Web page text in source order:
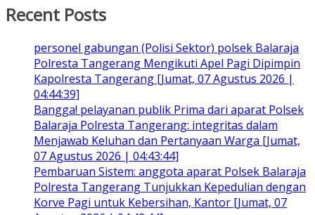
Recent Posts
personel gabungan (Polisi Sektor) polsek Balaraja
Polresta Tangerang Mengikuti Apel Pagi Dipimpin
Kapolresta Tangerang [Jumat, 07 Agustus 2026 |
04:44:39]
Bangga! pelayanan publik Prima dari aparat Polsek
Balaraja Polresta Tangerang: integritas dalam
Menjawab Keluhan dan Pertanyaan Warga [Jumat,
07 Agustus 2026 | 04:43:44]
Pembaruan Sistem: anggota aparat Polsek Balaraja
Polresta Tangerang Tunjukkan Kepedulian dengan
Korve Pagi untuk Kebersihan, Kantor [Jumat, 07